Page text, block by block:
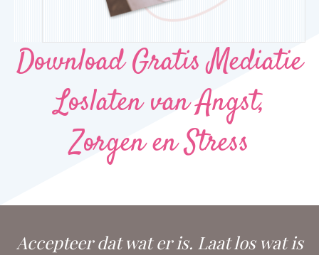
Download Gratis Mediatie
Loslaten van Angst,
Zorgen en Stress
Accepteer dat wat er is. Laat los wat is